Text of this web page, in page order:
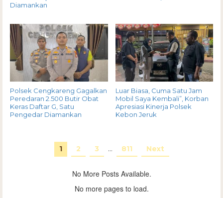
Diamankan
Polsek Cengkareng Gagalkan
Peredaran 2.500 Butir Obat
Keras Daftar G, Satu
Pengedar Diamankan
Luar Biasa, Cuma Satu Jam
Mobil Saya Kembali”, Korban
Apresiasi Kinerja Polsek
Kebon Jeruk
1 2 3 … 811 Next
No More Posts Available.
No more pages to load.